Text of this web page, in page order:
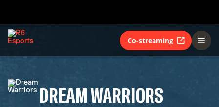
Co-streaming
DREAM WARRIORS